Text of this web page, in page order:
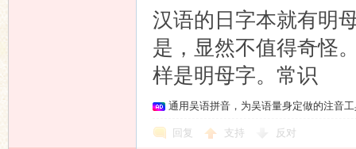
汉语的日字本就有明
是，显然不值得奇怪
样是明母字。常识
通用吴语拼音，为吴语量身定做的注音
回复 支持 反对